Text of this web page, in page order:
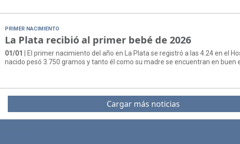
PRIMER NACIMIENTO
La Plata recibió al primer bebé de 2026
01/01
| El primer nacimiento del año en La Plata se registró a las 4.24 en el
nacido pesó 3.750 gramos y tanto él como su madre se encuentran en buen
Cargar más noticias